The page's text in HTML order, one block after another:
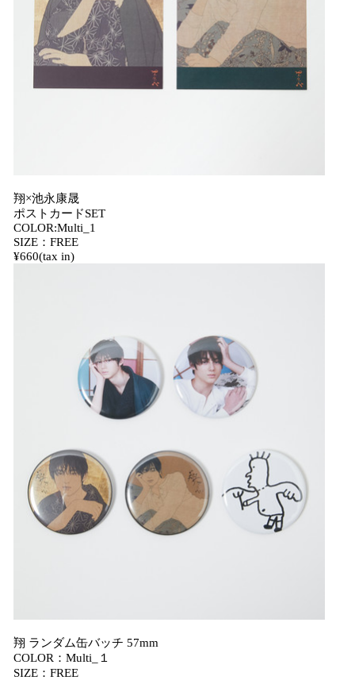
翔×池永康晟
ポストカードSET
COLOR:Multi_1
SIZE：FREE
¥660(tax in)
翔 ランダム缶バッチ 57mm
COLOR：Multi_１
SIZE：FREE